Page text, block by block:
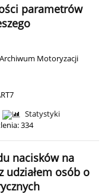
parametrów
Motoryzacji
Statystyki
334
nacisków na
udziałem osób o